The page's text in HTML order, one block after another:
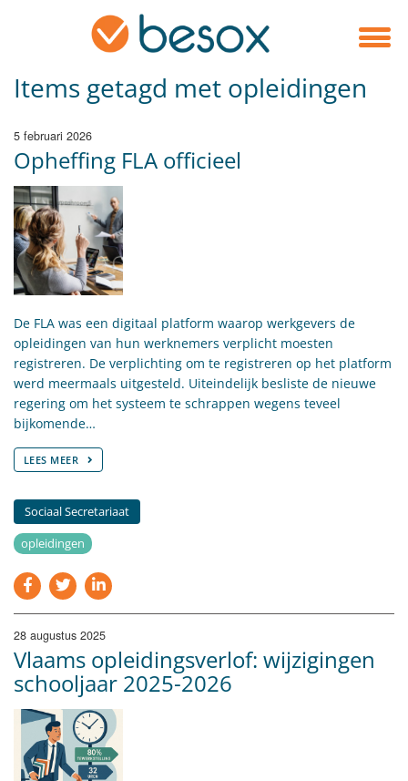
Items getagd met opleidingen
5 februari 2026
Opheffing FLA officieel
​De FLA was een digitaal platform waarop werkgevers de
opleidingen van hun werknemers verplicht moesten
registreren. De verplichting om te registreren op het platform
werd meermaals uitgesteld. Uiteindelijk besliste de nieuwe
regering om het systeem te schrappen wegens teveel
bijkomende…
LEES MEER
Sociaal Secretariaat
opleidingen
28 augustus 2025
Vlaams opleidingsverlof: wijzigingen
schooljaar 2025-2026